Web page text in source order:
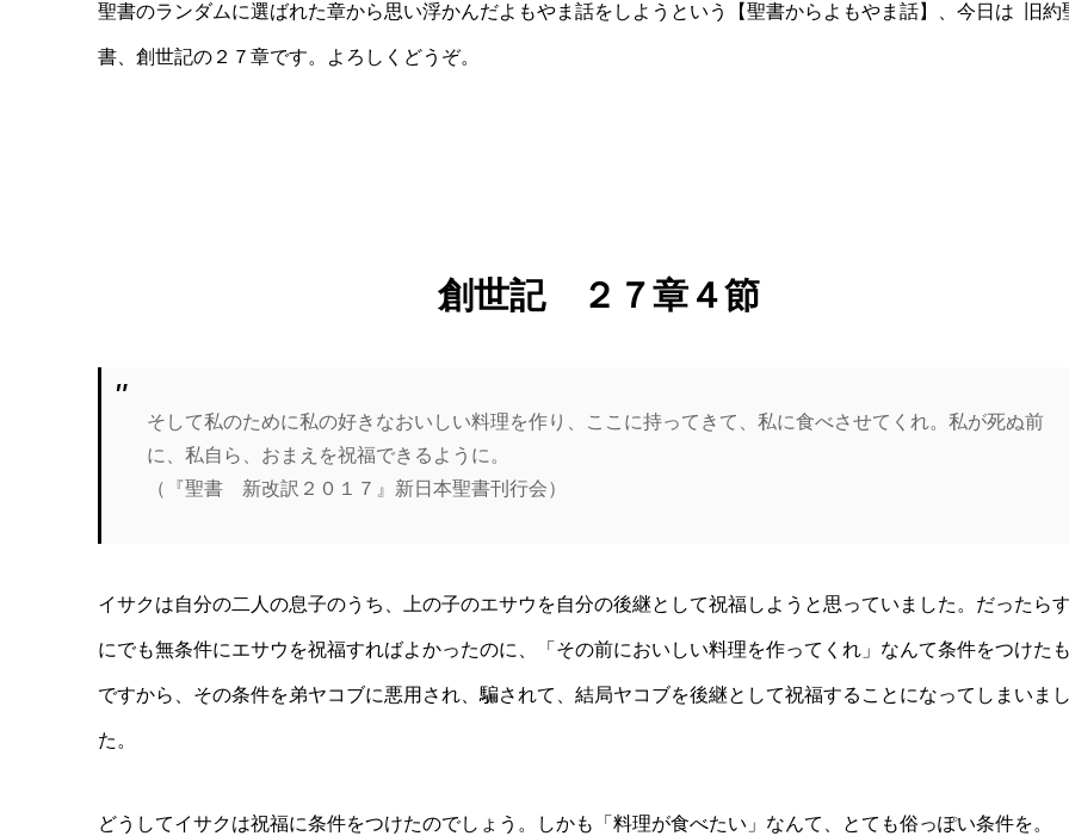
聖書のランダムに選ばれた章から思い浮かんだよもやま話をしようという【聖書からよもやま話】、今日は 旧約
書、創世記の２７章です。よろしくどうぞ。
創世記 ２７章４節
そして私のために私の好きなおいしい料理を作り、ここに持ってきて、私に食べさせてくれ。私が死ぬ前
に、私自ら、おまえを祝福できるように。
（『聖書 新改訳２０１７』新日本聖書刊行会）
イサクは自分の二人の息子のうち、上の子のエサウを自分の後継として祝福しようと思っていました。だったら
にでも無条件にエサウを祝福すればよかったのに、「その前においしい料理を作ってくれ」なんて条件をつけた
ですから、その条件を弟ヤコブに悪用され、騙されて、結局ヤコブを後継として祝福することになってしまいまし
た。
どうしてイサクは祝福に条件をつけたのでしょう。しかも「料理が食べたい」なんて、とても俗っぽい条件を。